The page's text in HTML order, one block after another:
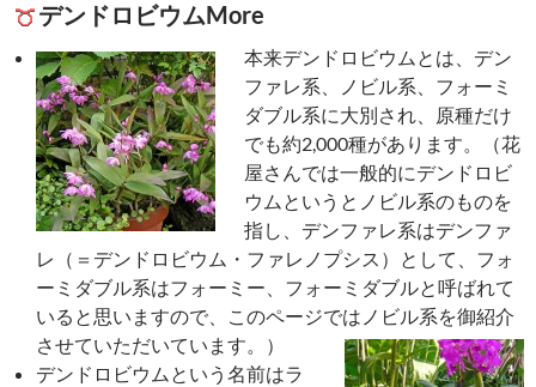
デンドロビウムMore
本来デンドロビウムとは、デン
ファレ系、ノビル系、フォーミ
ダブル系に大別され、原種だけ
でも約2,000種があります。（花
屋さんでは一般的にデンドロビ
ウムというとノビル系のものを
指し、デンファレ系はデンファ
レ（＝デンドロビウム・ファレノプシス）として、フォ
ーミダブル系はフォーミー、フォーミダブルと呼ばれて
いると思いますので、このページではノビル系を御紹介
させていただいています。）
デンドロビウムという名前はラ